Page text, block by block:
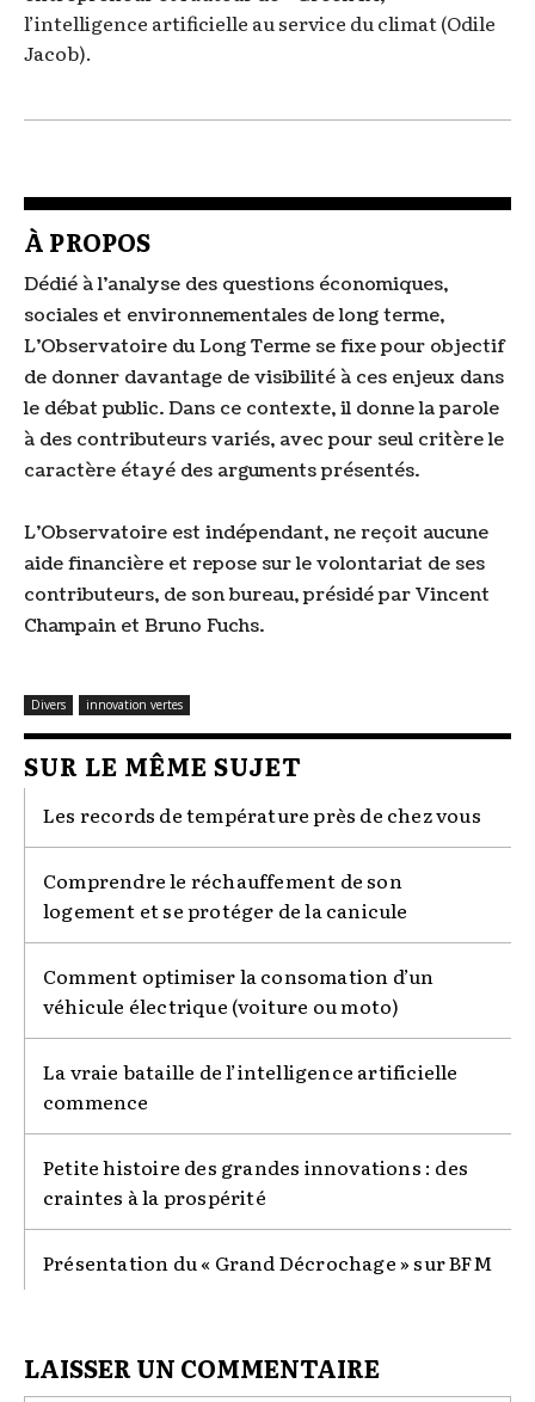
l’intelligence artificielle au service du climat (Odile
Jacob).
À PROPOS
Dédié à l'analyse des questions économiques,
sociales et environnementales de long terme,
L'Observatoire du Long Terme se fixe pour objectif
de donner davantage de visibilité à ces enjeux dans
le débat public. Dans ce contexte, il donne la parole
à des contributeurs variés, avec pour seul critère le
caractère étayé des arguments présentés.
L'Observatoire est indépendant, ne reçoit aucune
aide financière et repose sur le volontariat de ses
contributeurs, de son bureau, présidé par Vincent
Champain et Bruno Fuchs.
Divers innovation vertes
SUR LE MÊME SUJET
Les records de température près de chez vous
Comprendre le réchauffement de son
logement et se protéger de la canicule
Comment optimiser la consomation d’un
véhicule électrique (voiture ou moto)
La vraie bataille de l’intelligence artificielle
commence
Petite histoire des grandes innovations : des
craintes à la prospérité
Présentation du « Grand Décrochage » sur BFM
LAISSER UN COMMENTAIRE